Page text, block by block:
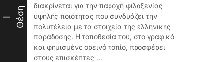
I Θέση
διακρίνεται για την παροχή φιλοξενίας
υψηλής ποιότητας που συνδυάζει την
πολυτέλεια με τα στοιχεία της ελληνικής
παράδοσης. Η τοποθεσία του, στο γραφικό
και φημισμένο ορεινό τοπίο, προσφέρει
στους επισκέπτες ...